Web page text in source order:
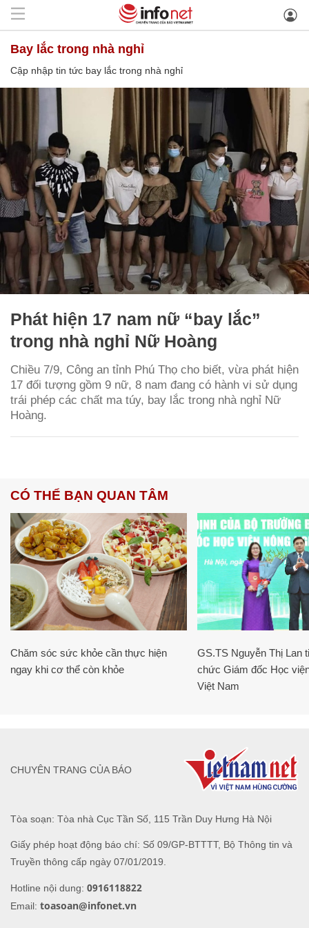
bay lắc trong nhà nghỉ
Cập nhập tin tức bay lắc trong nhà nghỉ
Phát hiện 17 nam nữ “bay lắc”
trong nhà nghỉ Nữ Hoàng
Chiều 7/9, Công an tỉnh Phú Thọ cho biết, vừa phát hiện
17 đối tượng gồm 9 nữ, 8 nam đang có hành vi sử dụng
trái phép các chất ma túy, bay lắc trong nhà nghỉ Nữ
Hoàng.
CÓ THỂ BẠN QUAN TÂM
Chăm sóc sức khỏe cần thực hiện
ngay khi cơ thể còn khỏe
GS.TS Nguyễn Thị Lan
chức Giám đốc Học
Việt Nam
Tòa soạn: Tòa nhà Cục Tần Số, 115 Trần Duy Hưng Hà Nội
Giấy phép hoạt động báo chí: Số 09/GP-BTTTT, Bộ Thông tin và
Truyền thông cấp ngày 07/01/2019.
Hotline nội dung: 0916118822
Email: toasoan@infonet.vn
CHUYÊN TRANG CỦA BÁO